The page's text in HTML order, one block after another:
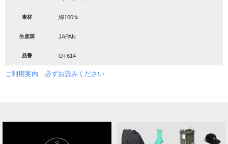
素材 綿100％
生産国 JAPAN
品番 OT614
ご利用案内 必ずお読みください